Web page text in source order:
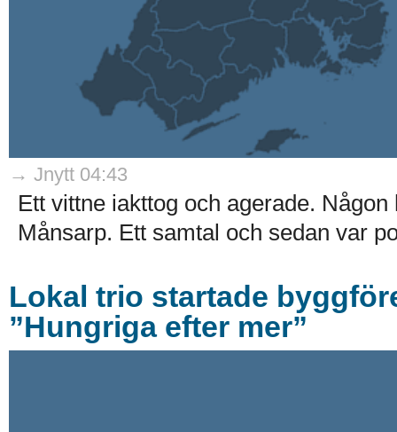
→ Jnytt 04:43
Ett vittne iakttog och agerade.
Månsarp. Ett samtal och sedan var
Lokal trio startade
”Hungriga efter mer”